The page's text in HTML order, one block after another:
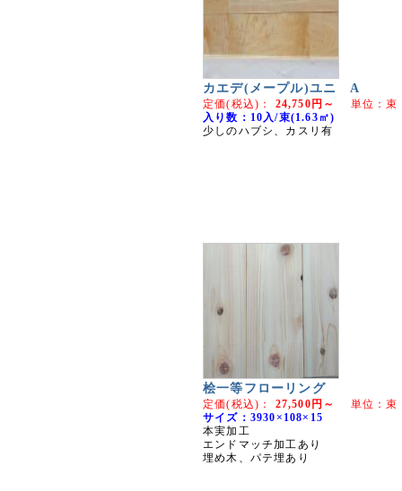
カエデ(メープル)ユニ A
定価(税込)： 24,750円～
単位：束
入り数：10入/束(1.63㎡)
少しのハブシ、カスリ有
桧一等フローリング
定価(税込)： 27,500円～
単位：束
サイズ：3930×108×15
本実加工
エンドマッチ加工あり
埋め木、パテ埋あり